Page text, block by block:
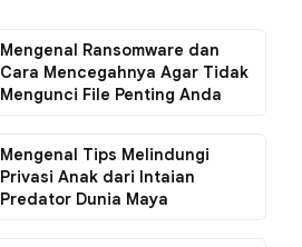
Mengenal Ransomware dan
Cara Mencegahnya Agar Tidak
Mengunci File Penting Anda
Mengenal Tips Melindungi
Privasi Anak dari Intaian
Predator Dunia Maya